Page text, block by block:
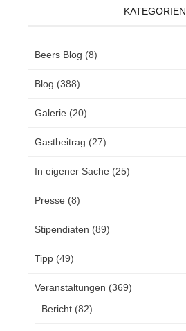
KATEGORIEN
Beers Blog (8)
Blog (388)
Galerie (20)
Gastbeitrag (27)
In eigener Sache (25)
Presse (8)
Stipendiaten (89)
Tipp (49)
Veranstaltungen (369)
Bericht (82)